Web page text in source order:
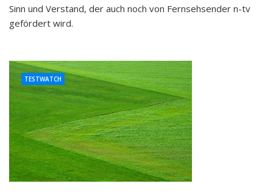
Sinn und Verstand, der auch noch von Fernsehsender n-tv
gefördert wird.
TESTWATCH